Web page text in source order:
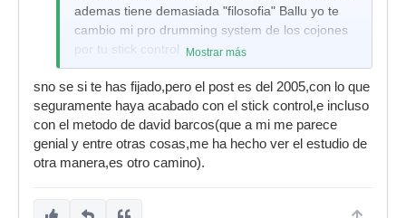
ademas tiene demasiada "filosofia" Ballu yo te
cambio mi pro drumming system de los cojones
por tu stick control
Mostrar más
sno se si te has fijado,pero el post es del 2005,con lo que
seguramente haya acabado con el stick control,e incluso
con el metodo de david barcos(que a mi me parece
genial y entre otras cosas,me ha hecho ver el estudio de
otra manera,es otro camino).